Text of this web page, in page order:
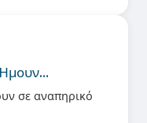
Ήμουν…
σε αναπηρικό